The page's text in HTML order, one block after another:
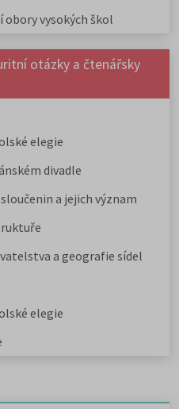
obory vysokých škol
otázky a čtenářsky
elegie
divadle
a jejich význam
a geografie sídel
elegie